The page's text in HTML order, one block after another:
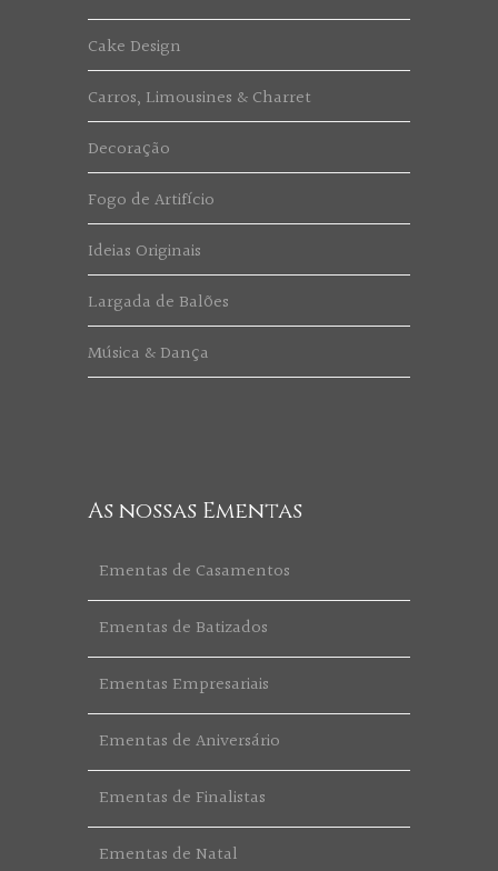
Cake Design
Carros, Limousines & Charret
Decoração
Fogo de Artifício
Ideias Originais
Largada de Balões
Música & Dança
As nossas Ementas
Ementas de Casamentos
Ementas de Batizados
Ementas Empresariais
Ementas de Aniversário
Ementas de Finalistas
Ementas de Natal